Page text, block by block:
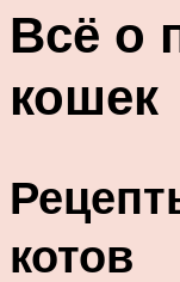
Всё о
кошек
котов